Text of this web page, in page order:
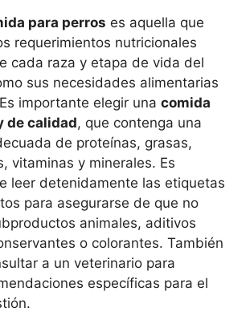
para perros es aquella que
requerimientos nutricionales
cada raza y etapa de vida del
sus necesidades alimentarias
importante elegir una comida
de calidad, que contenga una
de proteínas, grasas,
vitaminas y minerales. Es
leer detenidamente las etiquetas
para asegurarse de que no
animales, aditivos
o colorantes. También
a un veterinario para
específicas para el